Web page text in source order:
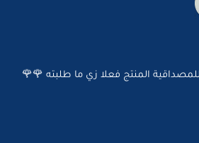
المنتج فعلا زي ما طلبته 🌹🌹